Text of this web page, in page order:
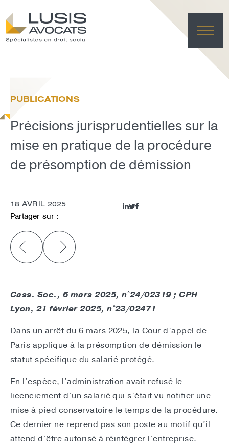
PUBLICATIONS
Précisions jurisprudentielles sur la
mise en pratique de la procédure
de présomption de démission
18 AVRIL 2025
Partager sur :
Cass. Soc., 6 mars 2025, n°24/02319 ; CPH
Lyon, 21 février 2025, n°23/02471
Dans un arrêt du 6 mars 2025, la Cour d’appel de
Paris applique à la présomption de démission le
statut spécifique du salarié protégé.
En l’espèce, l’administration avait refusé le
licenciement d’un salarié qui s’était vu notifier une
mise à pied conservatoire le temps de la procédure.
Ce dernier ne reprend pas son poste au motif qu’il
attend d’être autorisé à réintégrer l’entreprise.